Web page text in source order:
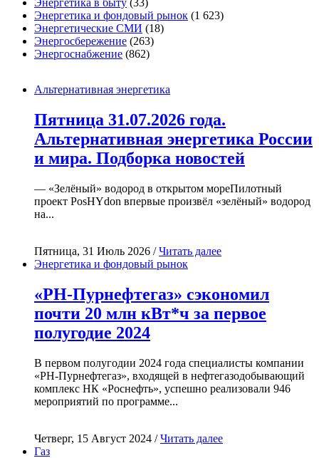
Энергетика в быту (33)
Энергетика и фондовый рынок (1 623)
Энергетические СМИ (18)
Энергосбережение (263)
Энергоснабжение (862)
Альтернативная энергетика
Пятница 31.07.2026 года.
Альтернативная энергетика России
и мира. Подборка новостей
— «Зелёный» водород в открытом мореПилотный
проект PosHYdon впервые произвёл «зелёный» водород
на...
Пятница, 31 Июль 2026 /Читать далее
Энергетика и фондовый рынок
«РН-Пурнефтегаз» сэкономил
почти 20 млн кВт*ч за первое
полугодие 2024
В первом полугодии 2024 года специалисты компании
«РН-Пурнефтегаз», входящей в нефтегазодобывающий
комплекс НК «Роснефть», успешно реализовали 946
мероприятий по программе...
Четверг, 15 Август 2024 /Читать далее
Газ